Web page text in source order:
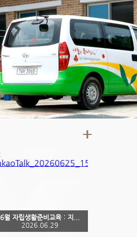
6월 자립생활준비교육 : 지...
2026.06.29